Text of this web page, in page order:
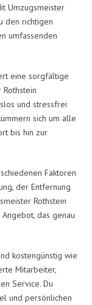
Umzugsmeister
den richtigen
umfassenden
eine sorgfältige
und stressfrei
sich um alle
bis hin zur
Faktoren
der Entfernung
Rothstein
das genau
kostengünstig wie
Mitarbeiter,
Service. Du
und persönlichen